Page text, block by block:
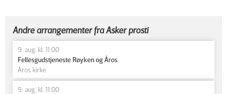
Andre arrangementer fra Asker prosti
9. aug. kl. 11.00
Fellesgudstjeneste Røyken og Åros
Åros kirke
9. aug. kl. 11.00